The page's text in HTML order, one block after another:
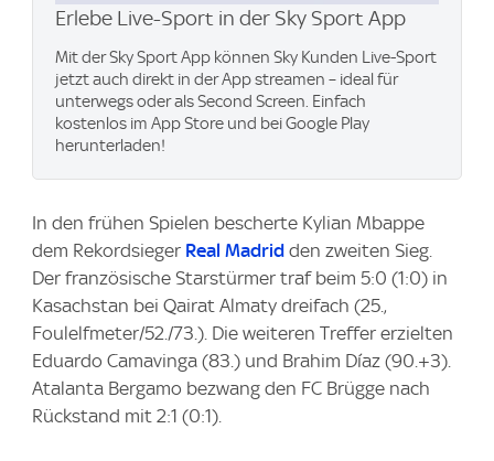
Erlebe Live-Sport in der Sky Sport App
Mit der Sky Sport App können Sky Kunden Live-Sport
jetzt auch direkt in der App streamen – ideal für
unterwegs oder als Second Screen. Einfach
kostenlos im App Store und bei Google Play
herunterladen!
In den frühen Spielen bescherte Kylian Mbappe
dem Rekordsieger Real Madrid den zweiten Sieg.
Der französische Starstürmer traf beim 5:0 (1:0) in
Kasachstan bei Qairat Almaty dreifach (25.,
Foulelfmeter/52./73.). Die weiteren Treffer erzielten
Eduardo Camavinga (83.) und Brahim Díaz (90.+3).
Atalanta Bergamo bezwang den FC Brügge nach
Rückstand mit 2:1 (0:1).